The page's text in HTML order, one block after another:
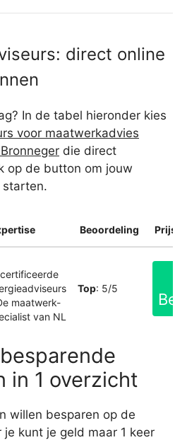
direct online
In de tabel hieronder kies
voor maatwerkadvies
die direct
op de button om jouw
starten.
Beoordeling
maatwerk-
van NL
Top: 5/5
in 1 overzicht
willen besparen op de
kunt je geld maar 1 keer